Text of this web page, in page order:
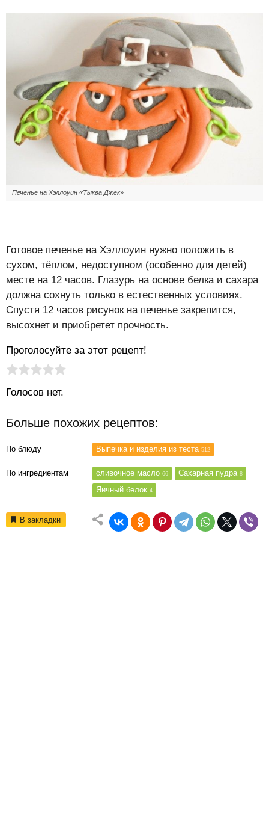
Печенье на Хэллоуин «Тыква Джек»
Готовое печенье на Хэллоуин нужно положить в
сухом, тёплом, недоступном (особенно для детей)
месте на 12 часов. Глазурь на основе белка и сахара
должна сохнуть только в естественных условиях.
Спустя 12 часов рисунок на печенье закрепится,
высохнет и приобретет прочность.
Проголосуйте за этот рецепт!
Рейтинг статьи:
Голосов нет.
Больше похожих рецептов:
По блюду Выпечка и изделия из теста 512
По ингредиентам сливочное масло 66 Сахарная пудра 8
Яичный белок 4
В закладки